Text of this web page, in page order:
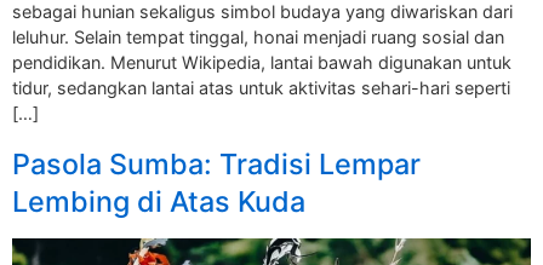
sebagai hunian sekaligus simbol budaya yang diwariskan dari
leluhur. Selain tempat tinggal, honai menjadi ruang sosial dan
pendidikan. Menurut Wikipedia, lantai bawah digunakan untuk
tidur, sedangkan lantai atas untuk aktivitas sehari-hari seperti
[…]
Pasola Sumba: Tradisi Lempar
Lembing di Atas Kuda